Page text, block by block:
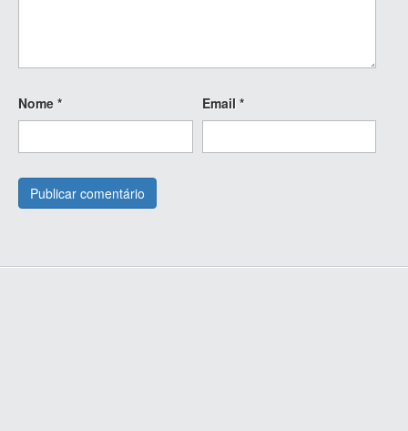
Nome * Email *